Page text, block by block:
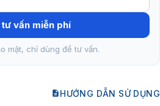
tư vấn miễn phí
mật, chỉ dùng để tư vấn.
HƯỚNG DẪN SỬ DỤNG